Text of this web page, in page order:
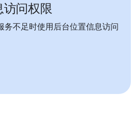
访问权限
务不足时使用后台位置信息访问